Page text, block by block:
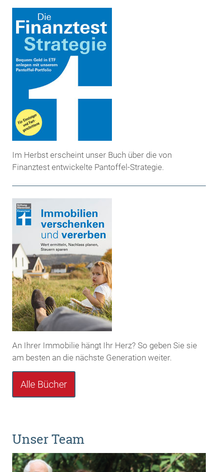
Im Herbst erscheint unser Buch über die von
Finanztest entwickelte Pantoffel-Strategie.
An Ihrer Immobilie hängt Ihr Herz? So geben Sie sie
am besten an die nächste Generation weiter.
Alle Bücher
Unser Team